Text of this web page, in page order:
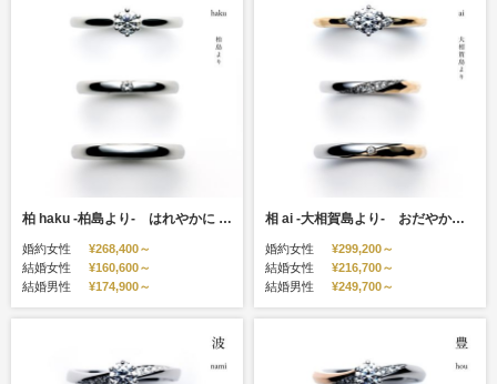
柏 haku -柏島より- はれやかに あすへ さかえゆく
婚約女性
¥268,400～
結婚女性
¥160,600～
結婚男性
¥174,900～
相 ai -大相賀島より- おだやかに ほっと むつまじく
婚約女性
¥299,200～
結婚女性
¥216,700～
結婚男性
¥249,700～